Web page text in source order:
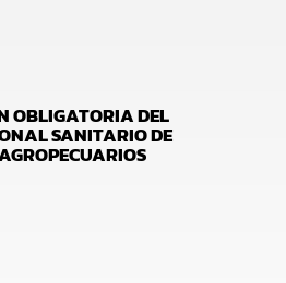
OBLIGATORIA DEL
SANITARIO DE